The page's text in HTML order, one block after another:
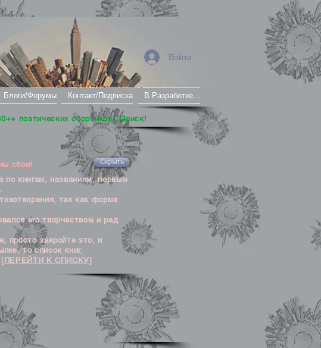
Блоги/Форумы Контакт/Подписка В Разработке...
Войти
поэтических сборников). Поиск!
сбои! Скрыть
по книгам, названиям, первым
так как форма
его творчеством и рад
просто закройте это, и
то список книг,
[ПЕРЕЙТИ К СПИСКУ]